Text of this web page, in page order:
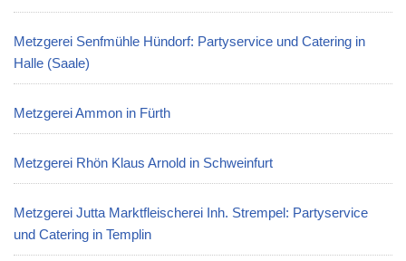
Metzgerei Senfmühle Hündorf: Partyservice und Catering in
Halle (Saale)
Metzgerei Ammon in Fürth
Metzgerei Rhön Klaus Arnold in Schweinfurt
Metzgerei Jutta Marktfleischerei Inh. Strempel: Partyservice
und Catering in Templin